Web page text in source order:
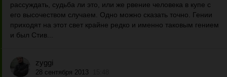
рассуждать, судьба ли это, или же рвение человека в купе с
его высочеством случаем. Одно можно сказать точно. Гении
приходят на этот свет крайне редко и именно таковым гением
и был Стив...
zyggi
28 сентября 2013